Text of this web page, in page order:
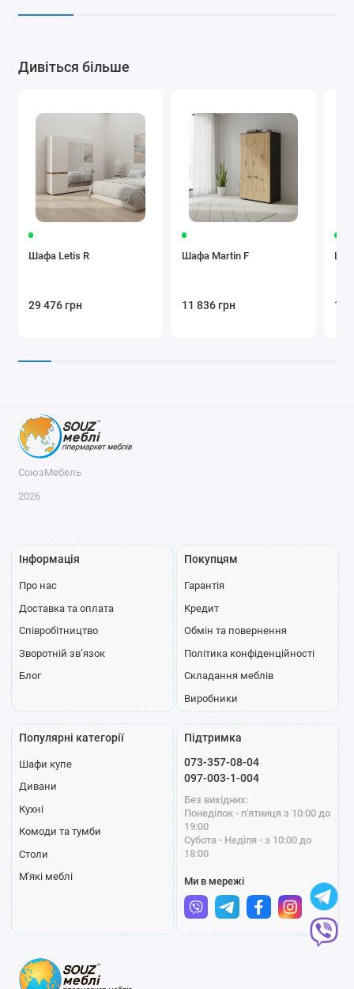
Дивіться більше
Шафа Letis R
29 476 грн
Шафа Martin F
11 836 грн 11
СоюзМебель
2026
Інформація
Про нас
Доставка та оплата
Співробітництво
Зворотній зв’язок
Блог
Покупцям
Гарантія
Кредит
Обмін та повернення
Політика конфіденційності
Складання меблів
Виробники
Популярні категорії
Шафи купе
Дивани
Кухні
Комоди та тумби
Столи
М'які меблі
Підтримка
073-357-08-04
097-003-1-004
Без вихідних:
Понеділок - п'ятниця з 10:00 до
19:00
Субота - Неділя - з 10:00 до
18:00
Ми в мережі